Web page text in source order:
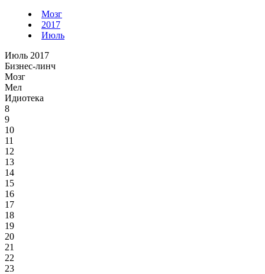
Мозг
2017
Июль
Июль 2017
Бизнес-линч
Мозг
Мел
Идиотека
8
9
10
11
12
13
14
15
16
17
18
19
20
21
22
23